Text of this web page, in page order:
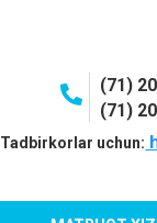
(71)
(71)
Tadbirkorlar uchun: